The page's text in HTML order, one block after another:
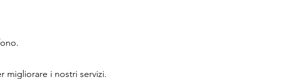
migliorare i nostri servizi.